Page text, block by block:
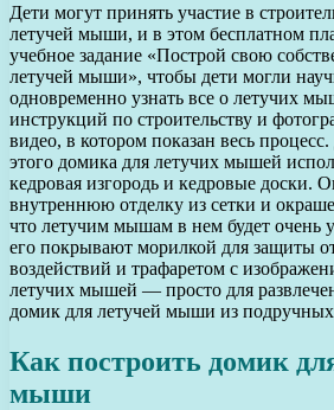
Дети могут принять участие в
летучей мыши, и в этом бесплатном
учебное задание «Построй свою
летучей мыши», чтобы дети могли
одновременно узнать все о летучих
инструкций по строительству и
видео, в котором показан весь процесс.
этого домика для летучих мышей
кедровая изгородь и кедровые доски.
внутреннюю отделку из сетки и
что летучим мышам в нем будет очень
его покрывают морилкой для защиты
воздействий и трафаретом с
летучих мышей — просто для
домик для летучей мыши из подручных
Как построить домик
мыши